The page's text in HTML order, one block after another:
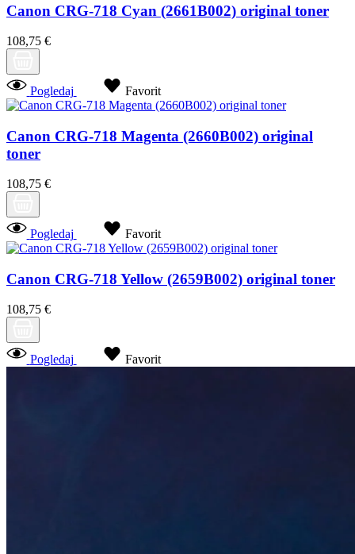
Canon CRG-718 Cyan (2661B002) original toner
108,75 €
Pogledaj Favorit
Canon CRG-718 Magenta (2660B002) original
toner
108,75 €
Pogledaj Favorit
Canon CRG-718 Yellow (2659B002) original toner
108,75 €
Pogledaj Favorit